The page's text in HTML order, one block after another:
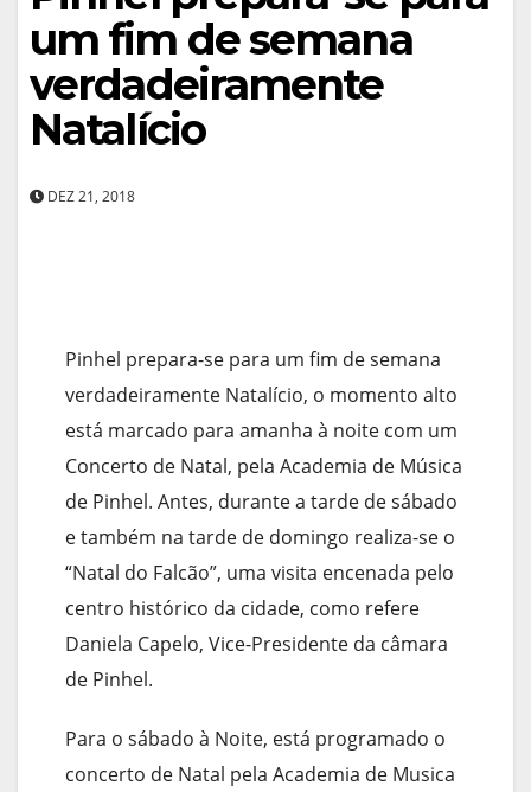
um fim de semana
verdadeiramente
Natalício
DEZ 21, 2018
Pinhel prepara-se para um fim de semana
verdadeiramente Natalício, o momento alto
está marcado para amanha à noite com um
Concerto de Natal, pela Academia de Música
de Pinhel. Antes, durante a tarde de sábado
e também na tarde de domingo realiza-se o
“Natal do Falcão”, uma visita encenada pelo
centro histórico da cidade, como refere
Daniela Capelo, Vice-Presidente da câmara
de Pinhel.
Para o sábado à Noite, está programado o
concerto de Natal pela Academia de Musica